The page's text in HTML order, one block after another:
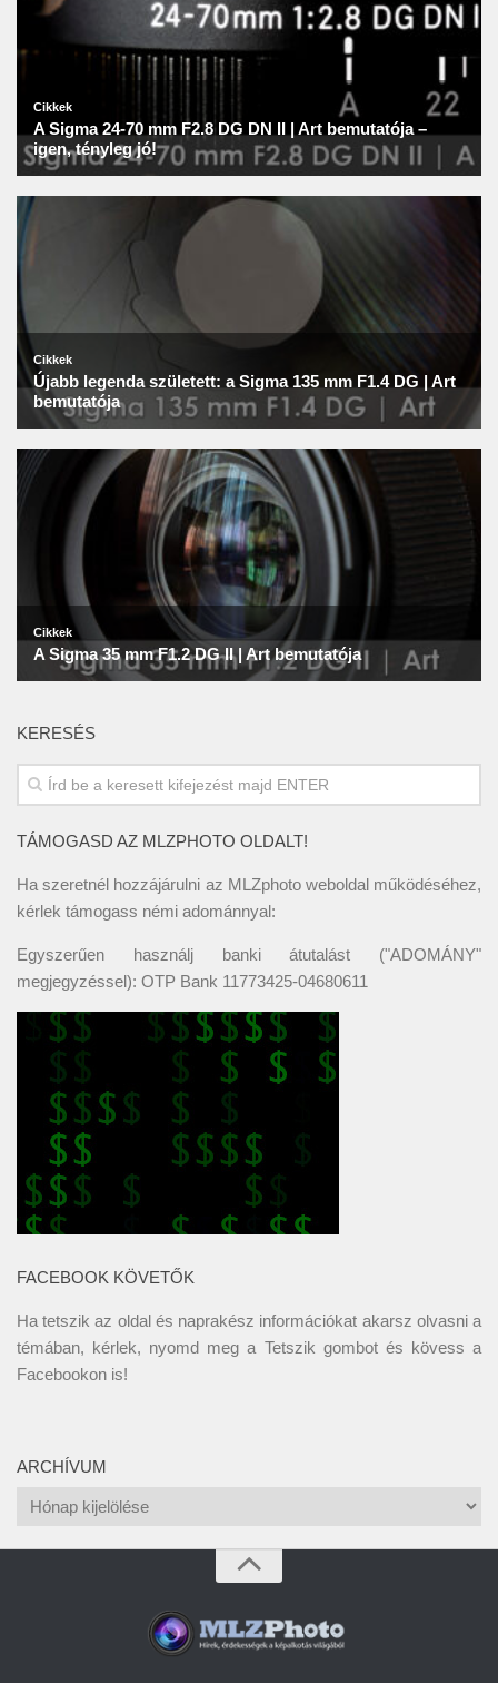
KERESÉS
TÁMOGASD AZ MLZPHOTO OLDALT!
Ha szeretnél hozzájárulni az MLZphoto weboldal működéséhez,
kérlek támogass némi adománnyal:
Egyszerűen használj banki átutalást ("ADOMÁNY"
megjegyzéssel): OTP Bank 11773425-04680611
FACEBOOK KÖVETŐK
Ha tetszik az oldal és naprakész információkat akarsz olvasni a
témában, kérlek, nyomd meg a Tetszik gombot és kövess a
Facebookon is!
ARCHÍVUM
Archívum